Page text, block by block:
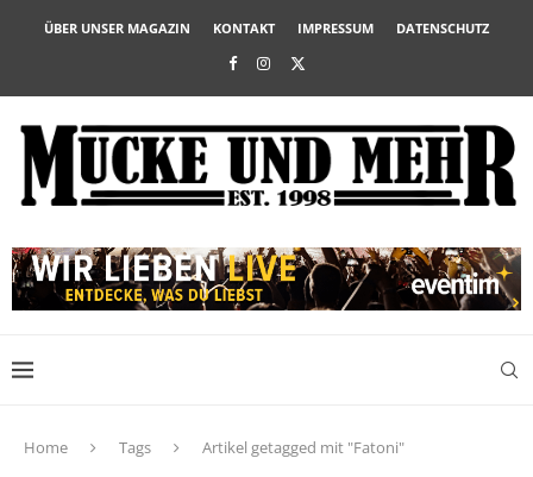
ÜBER UNSER MAGAZIN KONTAKT IMPRESSUM DATENSCHUTZ
Home Tags Artikel getagged mit "Fatoni"